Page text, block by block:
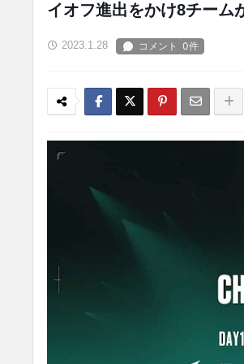
イオフ進出をかけ8チーム
2023.1.28